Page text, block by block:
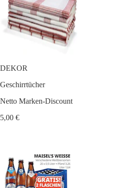
DEKOR
Geschirrtücher
Netto Marken-Discount
5,00 €